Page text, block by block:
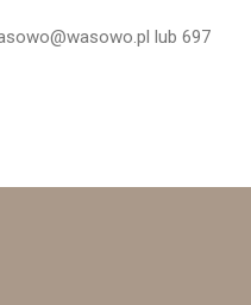
lub 697